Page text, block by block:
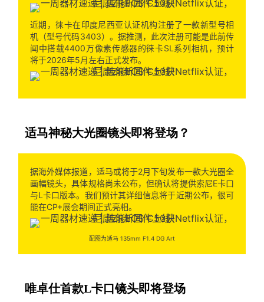
近期，徕卡在印度尼西亚认证机构注册了一款新型号相
机（型号代码3403）。据推测，此次注册可能是此前传
闻中搭载4400万像素传感器的徕卡SL系列相机，预计
将于2026年5月左右正式发布。
适马神秘大光圈镜头即将登场？
据海外媒体报道，适马或将于2月下旬发布一款大光圈全
画幅镜头，具体规格尚未公布，但确认将提供索尼E卡口
与L卡口版本。我们预计其详细信息将于近期公布，很可
能在CP+展会期间正式亮相。
配图为适马 135mm F1.4 DG Art
唯卓仕首款L卡口镜头即将登场